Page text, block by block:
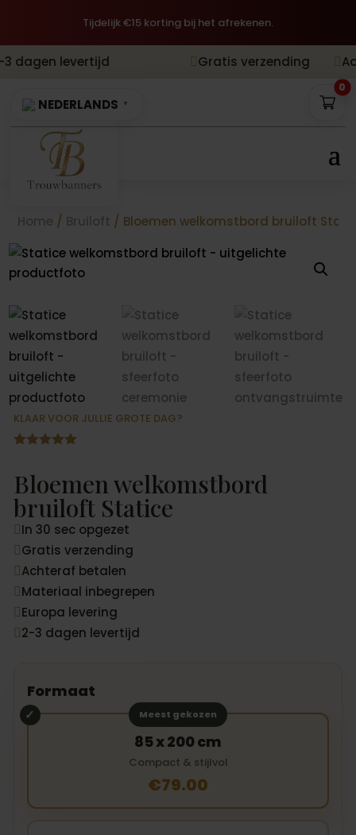
Tijdelijk €15 korting bij het afrekenen.
Gratis verzending Achteraf
NEDERLANDS ▼
0
Home / Bruiloft / Bloemen welkomstbord bruiloft
KLAAR VOOR JULLIE GROTE DAG?
5
gebaseerd
op
klantbeoord
elingen
Bloemen welkomstbord
bruiloft Statice
 In 30 sec opgezet
 Gratis verzending
 Achteraf betalen
 Materiaal inbegrepen
 Europa levering
 2-3 dagen levertijd
Formaat
Meest gekozen
85 x 200 cm
Compact & stijlvol
€79.00